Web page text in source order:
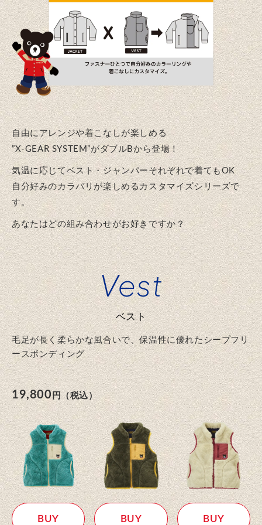
自由にアレンジや着こなしが楽しめる
”X-GEAR SYSTEM”がダブルBから登場！
気温に応じてベスト・ジャンパーそれぞれで着てもOK
自分好みのカラバリが楽しめるカスタマイズシリーズで
す。
あなたはどの組み合わせがお好きですか？
Vest
ベスト
毛足が長く柔らかな風合いで、保温性に優れたシープフリ
ースボンディング
19,800 円（税込）
BUY BUY BUY